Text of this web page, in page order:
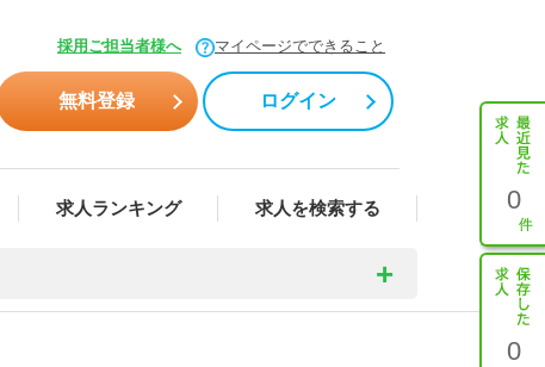
採用ご担当者様へ マイページでできること
無料登録 ログイン
求人ランキング 求人を検索する 0
0